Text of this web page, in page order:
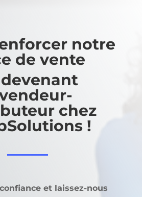
notre
de vente
chez
!
et laissez-nous